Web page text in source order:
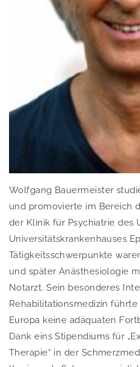
Wolfgang Bauermeister
und promovierte im Bereich
der Klinik für Psychiatrie des
Universitätskrankenhauses
Tätigkeitsschwerpunkte
und später Anästhesiologie
Notarzt. Sein besonderes
Rehabilitationsmedizin
Europa keine adäquaten
Dank eins Stipendiums für
Therapie“ in der